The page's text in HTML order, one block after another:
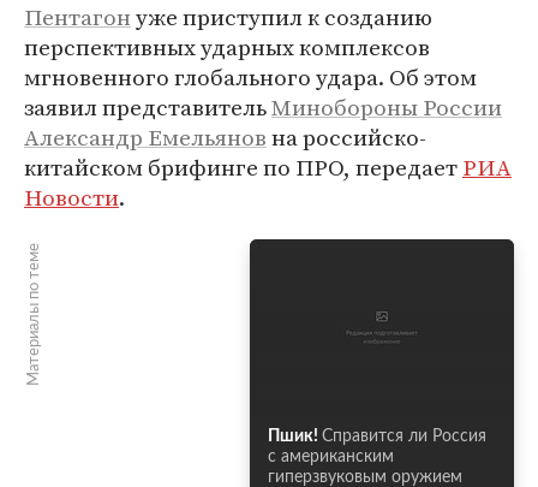
Пентагонуже приступил к созданию
перспективных ударных комплексов
мгновенного глобального удара. Об этом
заявил представительМинобороны России
Александр Емельяновна российско-
китайском брифинге по ПРО, передаетРИА
Новости.
Материалы по теме
Пшик! Справится ли Россия
с американским
гиперзвуковым оружием